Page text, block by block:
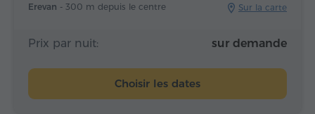
Erevan - 300 m depuis le centre Sur la carte
Prix par nuit: sur demande
Choisir les dates